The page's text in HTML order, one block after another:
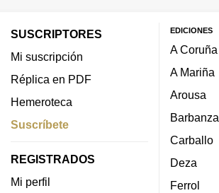
SUSCRIPTORES
Mi suscripción
Réplica en PDF
Hemeroteca
Suscríbete
REGISTRADOS
Mi perfil
EDICIONES
A Coruña
A Mariña
Arousa
Barbanza
Carballo
Deza
Ferrol